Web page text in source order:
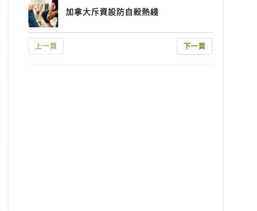
加拿大斥資設防自殺熱綫
上一頁 下一頁